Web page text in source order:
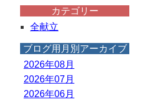
カテゴリー
全献立
ブログ用月別アーカイブ
2026年08月
2026年07月
2026年06月